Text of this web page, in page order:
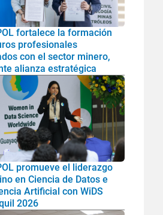
fortalece la formación
profesionales
con el sector minero,
alianza estratégica
promueve el liderazgo
en Ciencia de Datos e
Artificial con WiDS
2026